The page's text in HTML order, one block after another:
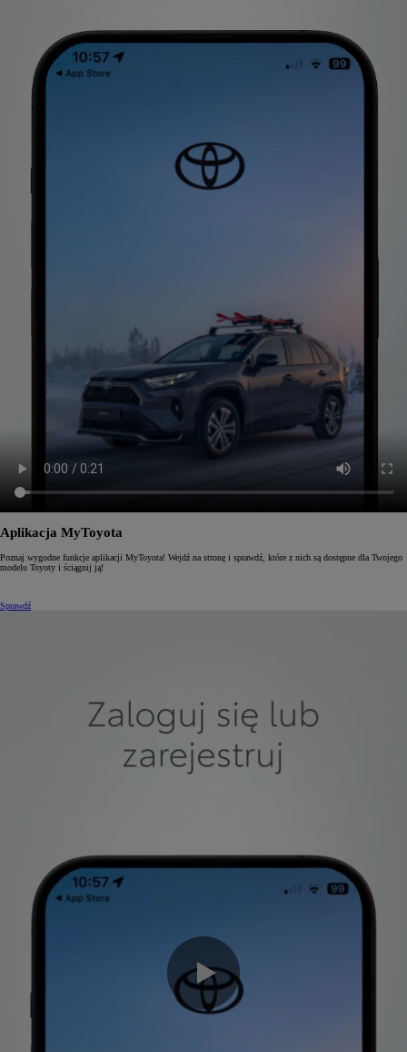
Aplikacja MyToyota
Poznaj wygodne funkcje aplikacji MyToyota! Wejdź na stronę i sprawdź, które z nich są dostępne dla Twojego
modelu Toyoty i ściągnij ją!
Sprawdź